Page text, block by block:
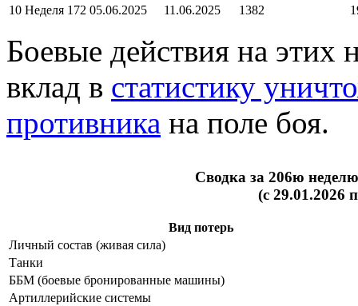
10 Неделя 172 05.06.2025 11.06.2025 1382
Боевые действия на этих
вклад в статистику
противника на поле боя.
Сводка за 206ю
(с 29.01.2026
Вид потерь
Личный состав (живая сила)
Танки
ББМ (боевые бронированные машины)
Артиллерийские системы